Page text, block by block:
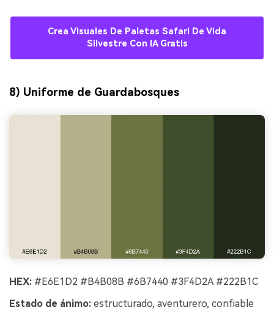
Crea Visuales De Paletas Safari De Vida
Silvestre Con IA Gratis
8) Uniforme de Guardabosques
HEX: #E6E1D2 #B4B08B #6B7440 #3F4D2A #222B1C
Estado de ánimo: estructurado, aventurero, confiable